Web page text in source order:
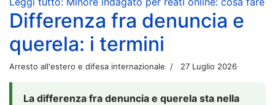
Differenza fra denuncia e
querela: i termini
Arresto all'estero e difesa internazionale 27 Luglio 2026
La differenza fra denuncia e querela sta nella